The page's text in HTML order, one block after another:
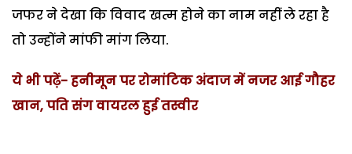
जफर ने देखा कि विवाद खत्म होने का नाम नहीं ले रहा है
तो उन्होंने मांफी मांग लिया.
ये भी पढ़ें- हनीमून पर रोमांटिक अंदाज में नजर आई गौहर
खान, पति संग वायरल हुई तस्वीर